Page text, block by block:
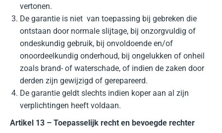
vertonen.
De garantie is niet van toepassing bij gebreken die
ontstaan door normale slijtage, bij onzorgvuldig of
ondeskundig gebruik, bij onvoldoende en/of
onoordeelkundig onderhoud, bij ongelukken of onheil
zoals brand- of waterschade, of indien de zaken door
derden zijn gewijzigd of gerepareerd.
De garantie geldt slechts indien koper aan al zijn
verplichtingen heeft voldaan.
Artikel 13 – Toepasselijk recht en bevoegde rechter